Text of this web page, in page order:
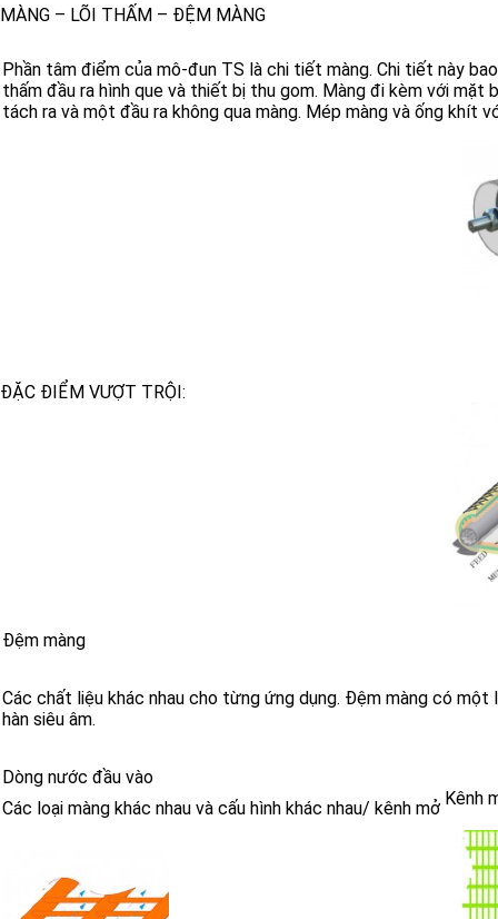
MÀNG – LÕI THẤM – ĐỆM MÀNG
Phần tâm điểm của mô-đun TS là chi tiết màng. Chi tiết này
thấm đầu ra hình que và thiết bị thu gom. Màng đi kèm với
tách ra và một đầu ra không qua màng. Mép màng và ống khít
ĐẶC ĐIỂM VƯỢT TRỘI:
Đệm màng
Các chất liệu khác nhau cho từng ứng dụng. Đệm màng có
hàn siêu âm.
Dòng nước đầu vào
Các loại màng khác nhau và cấu hình khác nhau/ kênh mở Kênh